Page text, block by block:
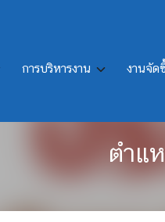
การบริหารงาน งานจัด
น เวลา สถาน
ตำแ